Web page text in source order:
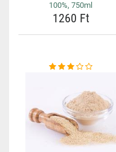
100%, 750ml
1260 Ft